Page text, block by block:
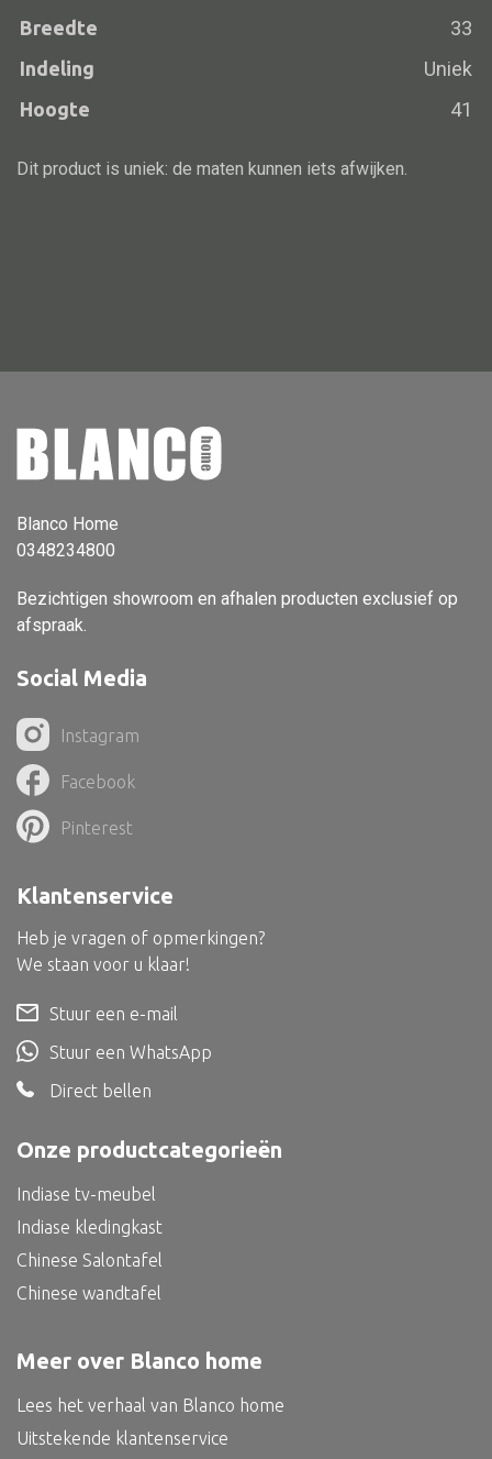
Vloerlamp
Wandlamp
Pilaar
Schaal
Dienblad
Mand
Roomdevider
Deco overig
Alle textiel
Kussen
Tapijt
Kelim
Alle bouwmateriaal
Oosterse kast
Oosterse tafel
Oosterse tv meubel
Oosterse lampen
Breedte 33
Indeling Uniek
Hoogte 41
Dit product is uniek: de maten kunnen iets afwijken.
Blanco Home
0348234800
Bezichtigen showroom en afhalen producten exclusief op
afspraak.
Social Media
Instagram
Facebook
Pinterest
Onze productcategorieën
Indiase tv-meubel
Indiase kledingkast
Chinese Salontafel
Chinese wandtafel
Meer over Blanco home
Lees het verhaal van Blanco home
Uitstekende klantenservice
Klantenservice
Heb je vragen of opmerkingen?
We staan voor u klaar!
Stuur een e-mail
Stuur een WhatsApp
Direct bellen